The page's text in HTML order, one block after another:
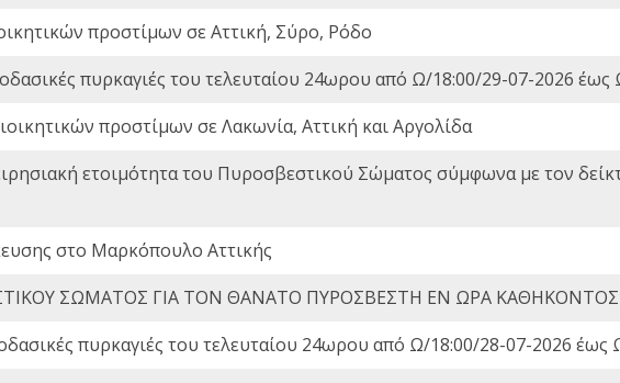
προστίμων σε Αττική, Σύρο, Ρόδο
πυρκαγιές του τελευταίου 24ωρου από Ω/18:00/29-07-2026
προστίμων σε Λακωνία, Αττική και Αργολίδα
ετοιμότητα του Πυροσβεστικού Σώματος σύμφωνα με τον
στο Μαρκόπουλο Αττικής
ΣΩΜΑΤΟΣ ΓΙΑ ΤΟΝ ΘΑΝΑΤΟ ΠΥΡΟΣΒΕΣΤΗ ΕΝ ΩΡΑ ΚΑΘΗΚΟΝΤΟΣ
πυρκαγιές του τελευταίου 24ωρου από Ω/18:00/28-07-2026 έως